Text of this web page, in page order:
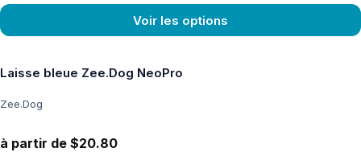
Voir les options
Laisse bleue Zee.Dog NeoPro
Zee.Dog
à partir de $20.80